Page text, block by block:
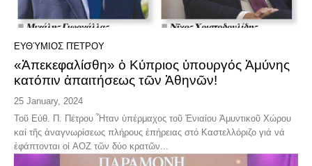
ΕΥΘΎΜΙΟΣ ΠΈΤΡΟΥ
«Ἀπεκεφαλίσθη» ὁ Κύπριος ὑπουργός Ἀμύνης
κατόπιν ἀπαιτήσεως τῶν Ἀθηνῶν!
25 January, 2024
Τοῦ Εὐθ. Π. Πέτρου Ἦταν ὑπέρμαχος τοῦ Ἑνιαίου Ἀμυντικοῦ Χώρου
καί τῆς ἀναγνωρίσεως πλήρους ἐπήρειας στό Καστελλόριζο γιά νά
ἐφάπτονται οἱ ΑΟΖ τῶν δύο κρατῶν...